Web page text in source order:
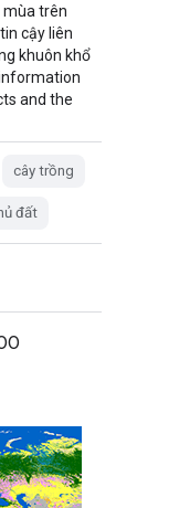
mùa trên
cậy liên
khuôn khổ
and the
cây trồng
đất